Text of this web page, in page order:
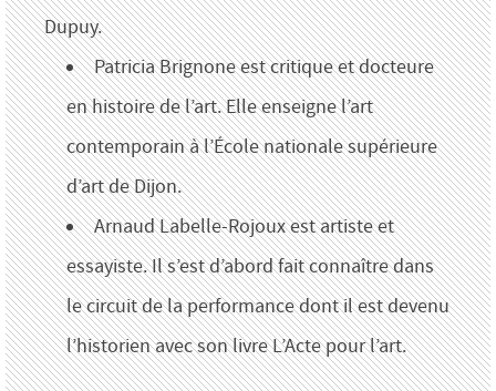
Dupuy.
Patricia Brignone est critique et docteure
en histoire de l’art. Elle enseigne l’art
contemporain à l’École nationale supérieure
d’art de Dijon.
Arnaud Labelle-Rojoux est artiste et
essayiste. Il s’est d’abord fait connaître dans
le circuit de la performance dont il est devenu
l’historien avec son livre L’Acte pour l’art.